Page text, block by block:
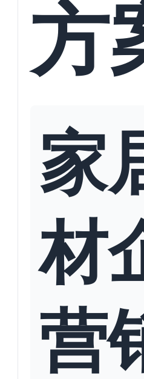
方
家
材
营